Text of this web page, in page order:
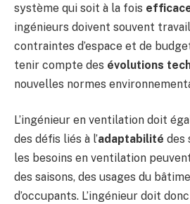
système qui soit à la fois
ingénieurs doivent souvent
contraintes d’espace et de
tenir compte des évolutions
nouvelles normes
L’ingénieur en ventilation doit
des défis liés à l’adaptabilité des
les besoins en ventilation
des saisons, des usages du
d’occupants. L’ingénieur doit